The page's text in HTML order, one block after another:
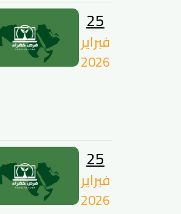
25
فبراير
2026
25
فبراير
2026